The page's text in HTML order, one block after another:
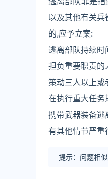
以及其他有关
的,应予立案:
逃离部队持续时
担负重要职责的
策动三人以上
在执行重大任务
携带武器装备逃
有其他情节严重
提示：问题相